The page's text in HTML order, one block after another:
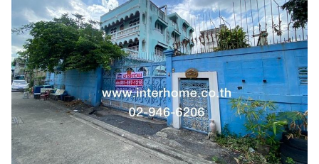
ใกล้ทางด่วนวงแหวน-อุตสาหกรรม ใกล้ท่าเรือข้ามฟาก ใกล้
รถไฟฟ้า BTS สถานีแบริ่ง
ถนนสุขุมวิท ถนนริมทางรถไฟสายเก่า
บริษัท อินเตอร์โฮม เรียลตี้ เอสเตท จำกัด
Interhome Realty Estate
www.interhome.co.th
โทร. กดเพื่อดูเบอร์โทร xxxxxx206
https://www.interhome.co.th/propertydetail.php?